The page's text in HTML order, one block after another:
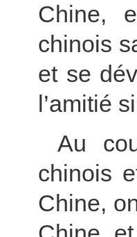
Chine,
chinois
et se
l’amitié
Au
chinois
Chine,